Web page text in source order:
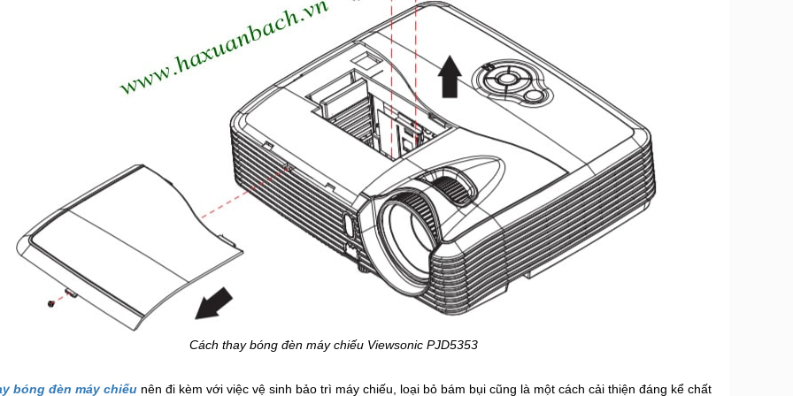
Cách thay bóng đèn máy chiếu Viewsonic PJD5353
bóng đèn máy chiếu nên đi kèm với việc vệ sinh bảo trì máy chiếu, loại bỏ bám bụi cũng là một cách cải thiện đáng kể chất